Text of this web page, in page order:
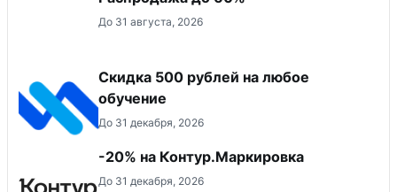
До 31 августа, 2026
Скидка 500 рублей на любое
обучение
До 31 декабря, 2026
-20% на Контур.Маркировка
До 31 декабря, 2026